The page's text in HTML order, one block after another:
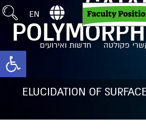
פקולטה חדשות ואירועים
EN
ELUCIDATION OF